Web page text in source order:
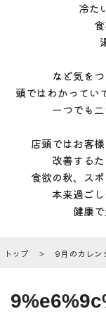
冷た
など気を
頭ではわかってい
一つでも
店頭ではお客
改善する
食欲の秋、ス
本来過ご
健康
トップ 9月のカレン